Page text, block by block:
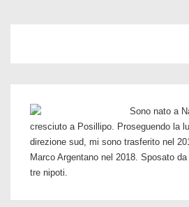
Sono nato a
cresciuto a Posillipo. Proseguendo la
direzione sud, mi sono trasferito nel
Marco Argentano nel 2018. Sposato
tre nipoti.